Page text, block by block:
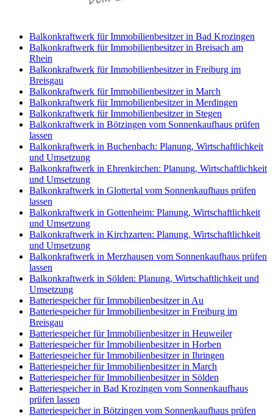
Balkonkraftwerk für Immobilienbesitzer in Bad Krozingen
Balkonkraftwerk für Immobilienbesitzer in Breisach am
Rhein
Balkonkraftwerk für Immobilienbesitzer in Freiburg im
Breisgau
Balkonkraftwerk für Immobilienbesitzer in March
Balkonkraftwerk für Immobilienbesitzer in Merdingen
Balkonkraftwerk für Immobilienbesitzer in Stegen
Balkonkraftwerk in Bötzingen vom Sonnenkaufhaus prüfen
lassen
Balkonkraftwerk in Buchenbach: Planung, Wirtschaftlichkeit
und Umsetzung
Balkonkraftwerk in Ehrenkirchen: Planung, Wirtschaftlichkeit
und Umsetzung
Balkonkraftwerk in Glottertal vom Sonnenkaufhaus prüfen
lassen
Balkonkraftwerk in Gottenheim: Planung, Wirtschaftlichkeit
und Umsetzung
Balkonkraftwerk in Kirchzarten: Planung, Wirtschaftlichkeit
und Umsetzung
Balkonkraftwerk in Merzhausen vom Sonnenkaufhaus prüfen
lassen
Balkonkraftwerk in Sölden: Planung, Wirtschaftlichkeit und
Umsetzung
Batteriespeicher für Immobilienbesitzer in Au
Batteriespeicher für Immobilienbesitzer in Freiburg im
Breisgau
Batteriespeicher für Immobilienbesitzer in Heuweiler
Batteriespeicher für Immobilienbesitzer in Horben
Batteriespeicher für Immobilienbesitzer in Ihringen
Batteriespeicher für Immobilienbesitzer in March
Batteriespeicher für Immobilienbesitzer in Sölden
Batteriespeicher in Bad Krozingen vom Sonnenkaufhaus
prüfen lassen
Batteriespeicher in Bötzingen vom Sonnenkaufhaus prüfen